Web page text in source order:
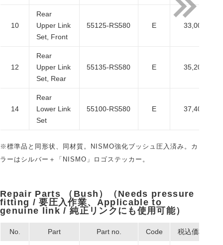
10
Rear
Upper Link
Set, Front
55125-RS580 E 33,000
12
Rear
Upper Link
Set, Rear
55135-RS580 E 35,200
14
Rear
Lower Link
Set
55100-RS580 E 37,400
※標準品と同形状、同材質。NISMO強化ブッシュ圧入済み。カ
ラーはシルバー＋「NISMO」ロゴステッカー。
Repair Parts （Bush）（Needs pressure
fitting / 要圧入作業、Applicable to
genuine link / 純正リンクにも使用可能）
No. Part Part no. Code 税込価格